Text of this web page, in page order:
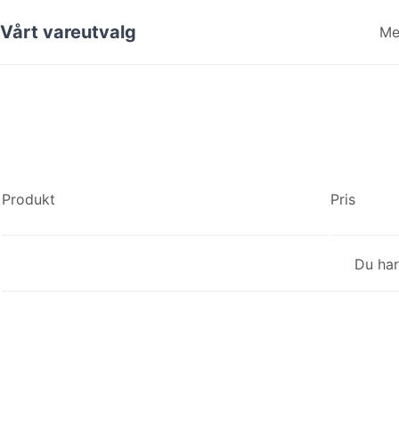
Vårt vareutvalg
Produkt Pris
Du